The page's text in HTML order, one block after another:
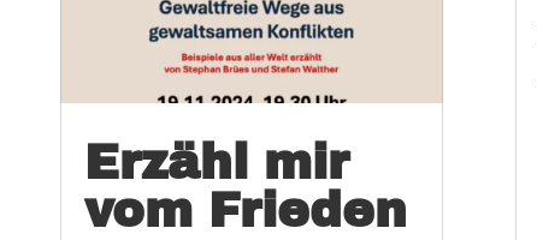
Erzähl mir
vom Frieden